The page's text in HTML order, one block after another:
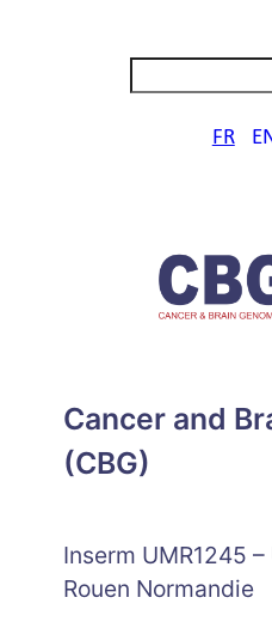
FR
Cancer and
(CBG)
Inserm UMR1245
Rouen Normandie